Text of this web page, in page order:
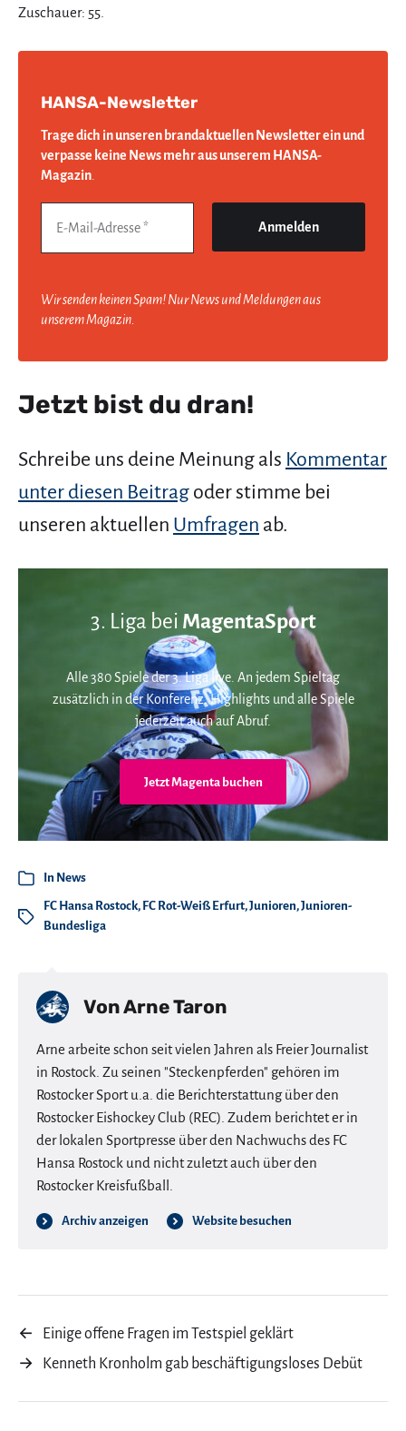
Zuschauer: 55.
HANSA-Newsletter
Trage dich in unseren brandaktuellen Newsletter ein und
verpasse keine News mehr aus unserem HANSA-
Magazin.
Wir senden keinen Spam! Nur News und Meldungen aus
unserem Magazin.
Jetzt bist du dran!
Schreibe uns deine Meinung als Kommentar
unter diesen Beitrag oder stimme bei
unseren aktuellen Umfragen ab.
3. Liga bei MagentaSport
Alle 380 Spiele der 3. Liga live. An jedem Spieltag
zusätzlich in der Konferenz. Highlights und alle Spiele
jederzeit auch auf Abruf.
Jetzt Magenta buchen
In News
FC Hansa Rostock, FC Rot-Weiß Erfurt,Junioren,Junioren-
Bundesliga
VonArne Taron
Arne arbeite schon seit vielen Jahren als Freier Journalist
in Rostock. Zu seinen "Steckenpferden" gehören im
Rostocker Sport u.a. die Berichterstattung über den
Rostocker Eishockey Club (REC). Zudem berichtet er in
der lokalen Sportpresse über den Nachwuchs des FC
Hansa Rostock und nicht zuletzt auch über den
Rostocker Kreisfußball.
Archiv anzeigen Website besuchen
←
Einige offene Fragen im Testspiel geklärt
→
Kenneth Kronholm gab beschäftigungsloses Debüt